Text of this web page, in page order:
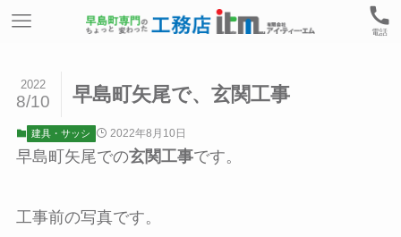
電話
早島町矢尾で、玄関工事
2022
8/10
建具・サッシ 2022年8月10日
早島町矢尾での玄関工事です。
工事前の写真です。